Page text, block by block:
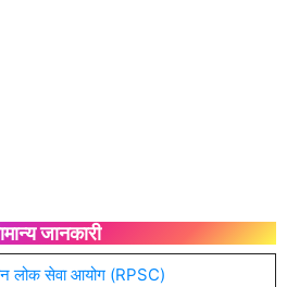
जानकारी
लोक सेवा आयोग (RPSC)